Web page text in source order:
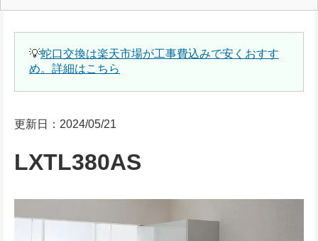
💡蛇口交換は楽天市場が工事費込みで安くおすす
め。詳細はこちら
更新日：2024/05/21
LXTL380AS